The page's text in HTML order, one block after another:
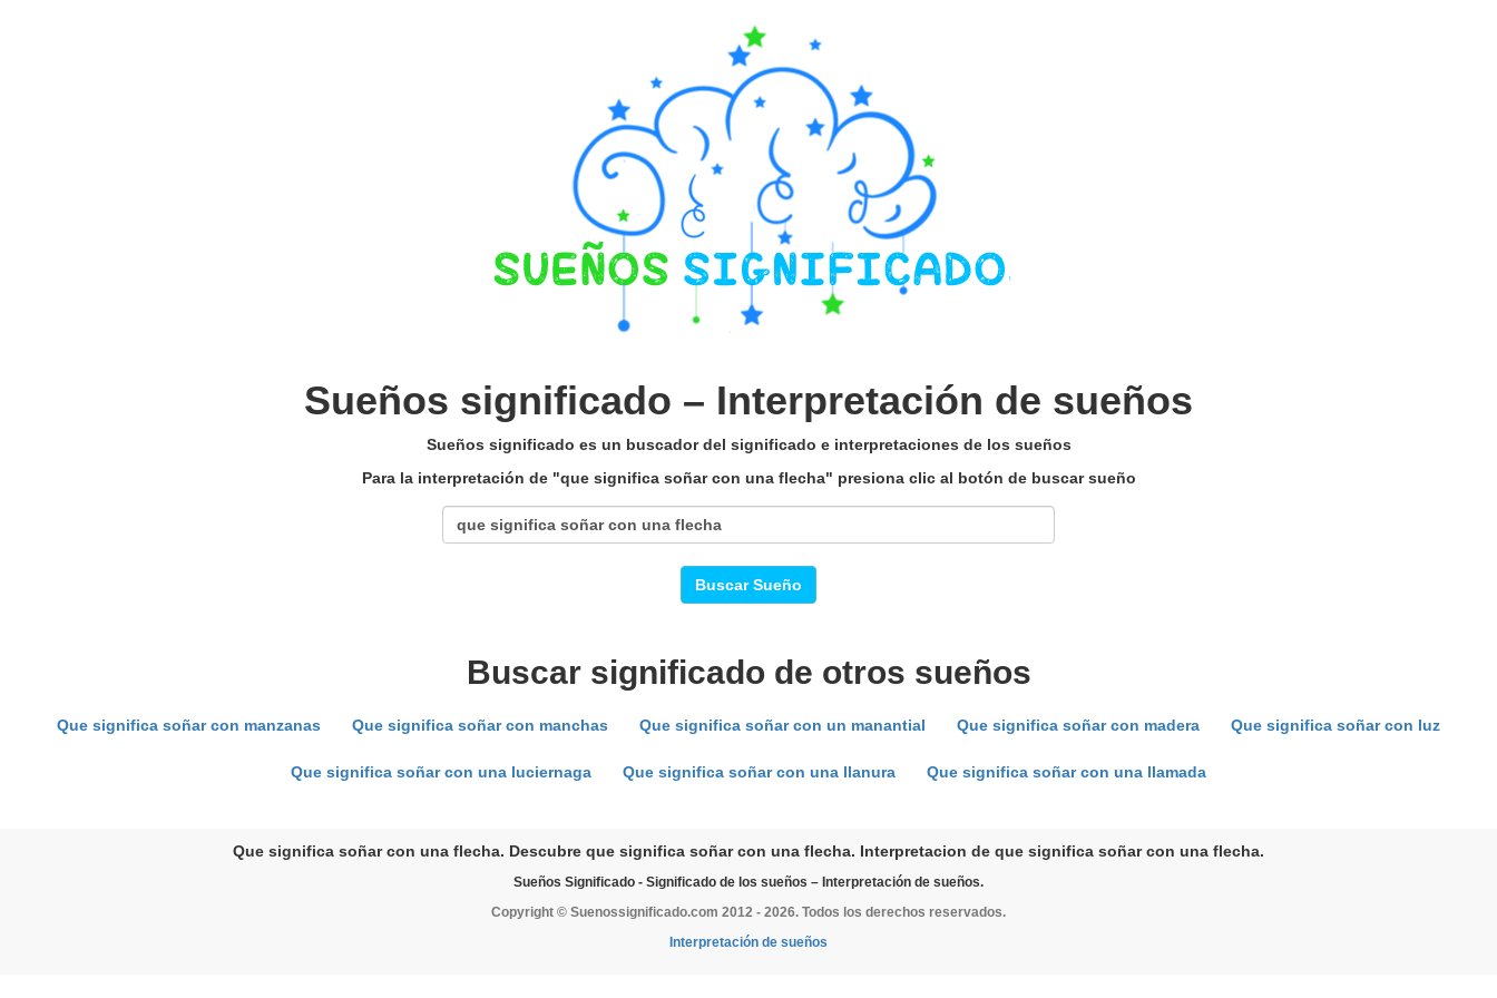
Sueños significado – Interpretación de sueños
Sueños significado es un buscador del significado e interpretaciones de los sueños
Para la interpretación de "que significa soñar con una flecha" presiona clic al botón de buscar sueño
Buscar Sueño
Buscar significado de otros sueños
Que significa soñar con manzanas Que significa soñar con manchas Que significa soñar con un manantial Que significa soñar con madera Que significa soñar con luz
Que significa soñar con una luciernaga Que significa soñar con una llanura Que significa soñar con una llamada
Que significa soñar con una flecha. Descubre que significa soñar con una flecha. Interpretacion de que significa soñar con una flecha.
Sueños Significado - Significado de los sueños – Interpretación de sueños.
Copyright © Suenossignificado.com 2012 - 2026. Todos los derechos reservados.
Interpretación de sueños